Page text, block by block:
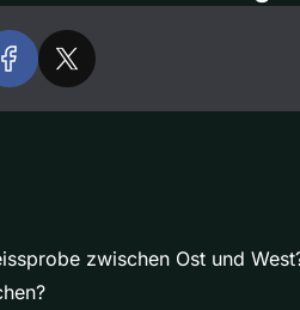
zwischen Ost und